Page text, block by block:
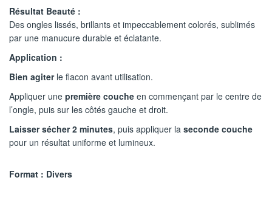
Résultat Beauté :
Des ongles lissés, brillants et impeccablement colorés, sublimés
par une manucure durable et éclatante.
Application :
Bien agiterle flacon avant utilisation.
Appliquer une première couche en commençant par le centre de
l’ongle, puis sur les côtés gauche et droit.
Laisser sécher 2 minutes, puis appliquer la seconde couche
pour un résultat uniforme et lumineux.
Format : Divers